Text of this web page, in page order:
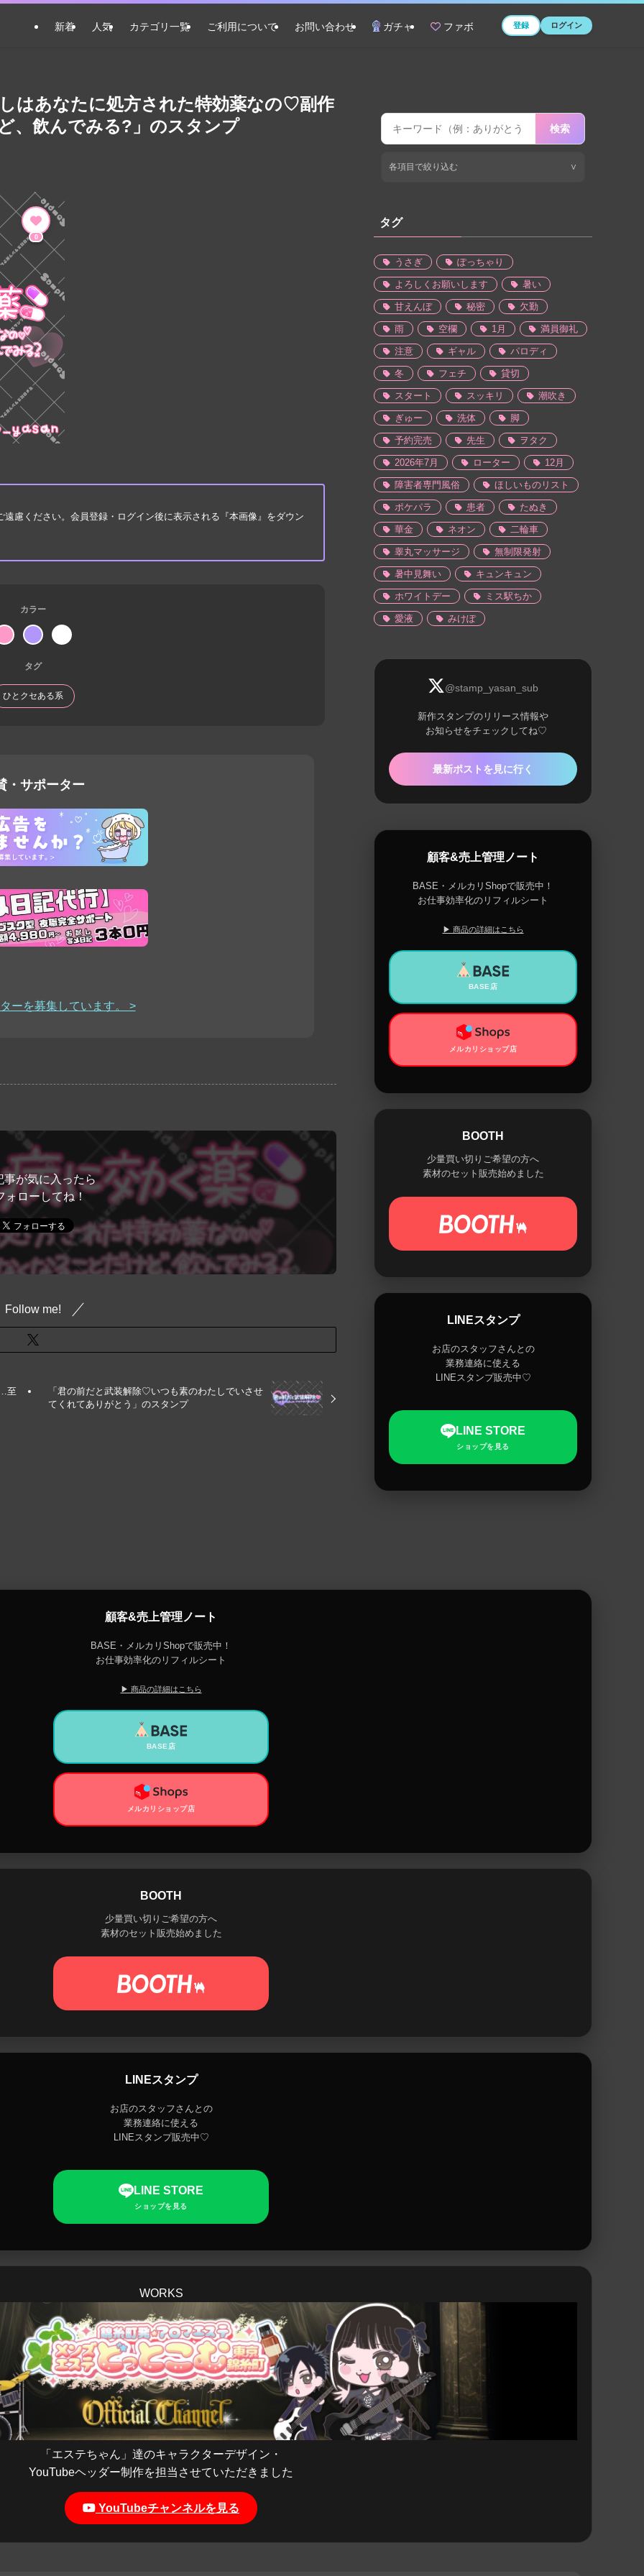
新着 人気 カテゴリ一覧 ご利用について お問い合わせ ガチャ ファボ 登録 ログイン
はあなたに処方された特効薬なの♡副作
、飲んでみる?」のスタンプ
0
慮ください。会員登録・ログイン後に表示される『本画像』をダウン
カラー
タグ
ひとクセある系
・サポーター
ーを募集しています。 >
事が気に入ったら
ォローしてね！
Follow me!
至
「君の前だと武装解除♡いつも素のわたしでいさせ
てくれてありがとう」のスタンプ
検索
各項目で絞り込む ∨
タグ
うさぎ ぽっちゃり
よろしくお願いします 暑い
甘えんぼ 秘密 欠勤
雨 空欄 1月 満員御礼
注意 ギャル パロディ
冬 フェチ 貸切
スタート スッキリ 潮吹き
ぎゅー 洗体 脚
予約完売 先生 ヲタク
2026年7月 ローター 12月
障害者専門風俗 ほしいものリスト
ポケパラ 患者 たぬき
華金 ネオン 二輪車
睾丸マッサージ 無制限発射
暑中見舞い キュンキュン
ホワイトデー ミス駅ちか
愛液 みけぽ
@stamp_yasan_sub
新作スタンプのリリース情報や
お知らせをチェックしてね♡
最新ポストを見に行く
顧客&売上管理ノート
BASE・メルカリShopで販売中！
お仕事効率化のリフィルシート
▶ 商品の詳細はこちら
BASE店
メルカリショップ店
BOOTH
少量買い切りご希望の方へ
素材のセット販売始めました
LINEスタンプ
お店のスタッフさんとの
業務連絡に使える
LINEスタンプ販売中♡
LINE STORE
ショップを見る
顧客&売上管理ノート
BASE・メルカリShopで販売中！
お仕事効率化のリフィルシート
▶ 商品の詳細はこちら
BASE店
メルカリショップ店
BOOTH
少量買い切りご希望の方へ
素材のセット販売始めました
LINEスタンプ
お店のスタッフさんとの
業務連絡に使える
LINEスタンプ販売中♡
LINE STORE
ショップを見る
WORKS
「エステちゃん」達のキャラクターデザイン・
YouTubeヘッダー制作を担当させていただきました
YouTubeチャンネルを見る